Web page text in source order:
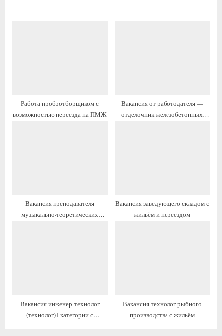
у
у
Работа пробоотборщиком с
возможностью переезда на ПМЖ
Вакансия от работодателя —
отделочник железобетонных
Вакансия преподавателя
музыкально-теоретических
Вакансия заведующего складом с
жильём и переездом
Вакансия инженер-технолог
(технолог) I категории с
Вакансия технолог рыбного
производства с жильём